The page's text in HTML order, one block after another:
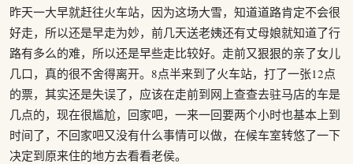
昨天一大早就赶往火车站，因为这场大雪，知道道路肯定不会很
好走，所以还是早走为妙，前几天送老姨还有丈母娘就知道了行
路有多么的难，所以还是早些走比较好。走前又狠狠的亲了女儿
几口，真的很不舍得离开。8点半来到了火车站，打了一张12点
的票，其实还是失误了，应该在走前到网上查查去驻马店的车是
几点的，现在很尴尬，回家吧，一来一回要两个小时也基本上到
时间了，不回家吧又没有什么事情可以做，在候车室转悠了一下
决定到原来住的地方去看看老侯。